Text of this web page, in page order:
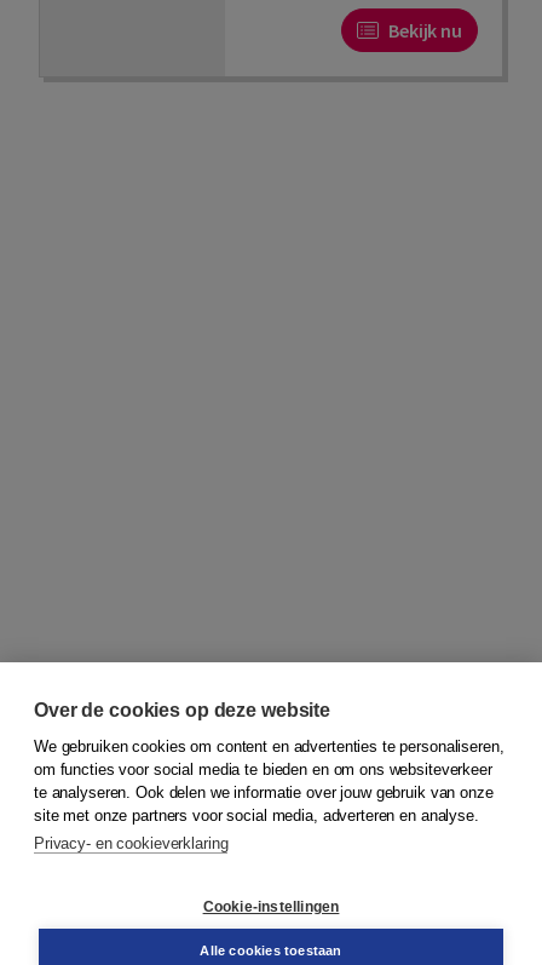
Bekijk nu
© 2026Koninklijke Boom uitgevers
Bestellen
Over de cookies op deze website
We gebruiken cookies om content en advertenties te personaliseren,
om functies voor social media te bieden en om ons websiteverkeer
te analyseren. Ook delen we informatie over jouw gebruik van onze
site met onze partners voor social media, adverteren en analyse.
Privacy- en cookieverklaring
Cookie-instellingen
Alle cookies toestaan